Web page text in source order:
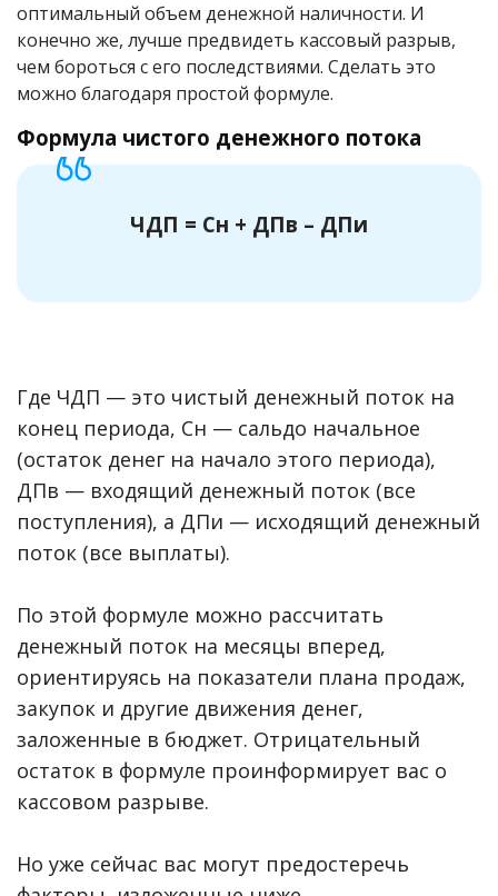
оптимальный объем денежной наличности. И
конечно же, лучше предвидеть кассовый разрыв,
чем бороться с его последствиями. Сделать это
можно благодаря простой формуле.
Формула чистого денежного потока
ЧДП = Сн + ДПв – ДПи
Где ЧДП — это чистый денежный поток на
конец периода, Сн — сальдо начальное
(остаток денег на начало этого периода),
ДПв — входящий денежный поток (все
поступления), а ДПи — исходящий денежный
поток (все выплаты).
По этой формуле можно рассчитать
денежный поток на месяцы вперед,
ориентируясь на показатели плана продаж,
закупок и другие движения денег,
заложенные в бюджет. Отрицательный
остаток в формуле проинформирует вас о
кассовом разрыве.
Но уже сейчас вас могут предостеречь